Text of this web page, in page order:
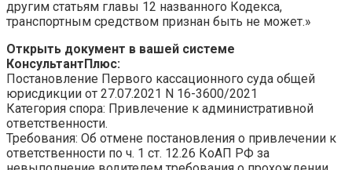
другим статьям главы 12 названного Кодекса,
транспортным средством признан быть не может.»
Открыть документ в вашей системе
КонсультантПлюс:
Постановление Первого кассационного суда общей
юрисдикции от 27.07.2021 N 16-3600/2021
Категория спора: Привлечение к административной
ответственности.
Требования: Об отмене постановления о привлечении к
ответственности по ч. 1 ст. 12.26 КоАП РФ за